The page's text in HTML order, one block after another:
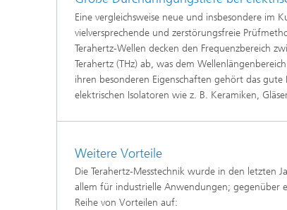
Eine vergleichsweise neue und insbesondere im
vielversprechende und zerstörungsfreie
Terahertz-Wellen decken den Frequenzbereich
Terahertz (THz) ab, was dem
ihren besonderen Eigenschaften gehört das
elektrischen Isolatoren wie z. B. Keramiken,
Weitere Vorteile
Die Terahertz-Messtechnik wurde in den letzten
allem für industrielle Anwendungen; gegenüber
Reihe von Vorteilen auf: